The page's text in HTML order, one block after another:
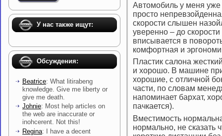
У нас также ищут:
Обсуждения:
Beatrice: What litirabeng
knowledge. Give me liberty or
give me death.
Johnie: Most help articles on
the web are inaccurate or
inohcerent. Not this!
Regina: I have a decent
Автомобиль у меня
просто
скорости слышен
уверенно – до
вписывается в
комфортная и
Пластик салона
и хорошо. В машине
хорошие, с отличной
части, по словам
напоминает бархат,
пачкается).
Вместимость
нормально, не сказать